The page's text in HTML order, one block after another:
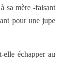
sa mère -faisant
pour une jupe
elle échapper au